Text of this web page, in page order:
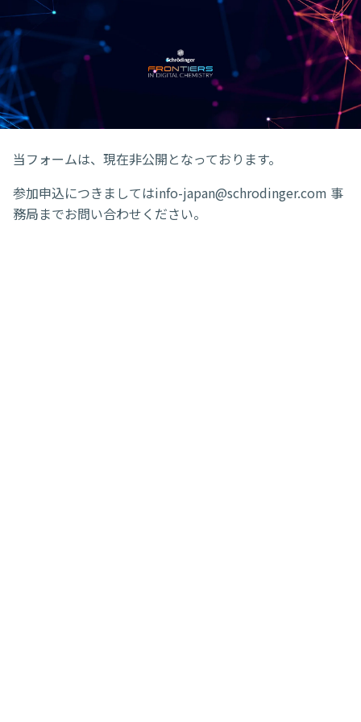
当フォームは、現在非公開となっております。
参加申込につきましてはinfo-japan@schrodinger.com 事
務局までお問い合わせください。